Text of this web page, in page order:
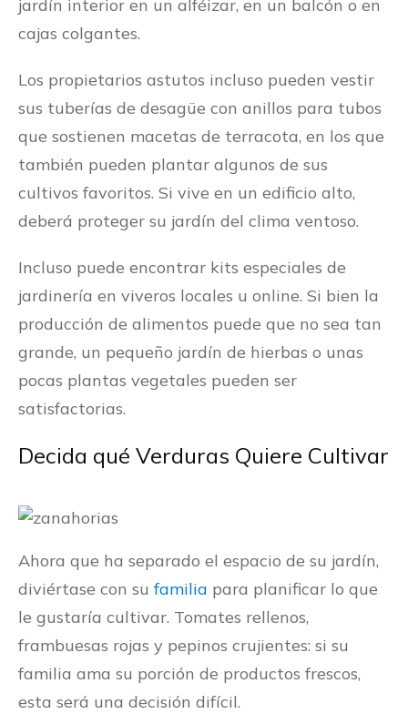
jardín interior en un alféizar, en un balcón o en
cajas colgantes.
Los propietarios astutos incluso pueden vestir
sus tuberías de desagüe con anillos para tubos
que sostienen macetas de terracota, en los que
también pueden plantar algunos de sus
cultivos favoritos. Si vive en un edificio alto,
deberá proteger su jardín del clima ventoso.
Incluso puede encontrar kits especiales de
jardinería en viveros locales u online. Si bien la
producción de alimentos puede que no sea tan
grande, un pequeño jardín de hierbas o unas
pocas plantas vegetales pueden ser
satisfactorias.
Decida qué Verduras Quiere Cultivar
Ahora que ha separado el espacio de su jardín,
diviértase con sufamilia para planificar lo que
le gustaría cultivar. Tomates rellenos,
frambuesas rojas y pepinos crujientes: si su
familia ama su porción de productos frescos,
esta será una decisión difícil.